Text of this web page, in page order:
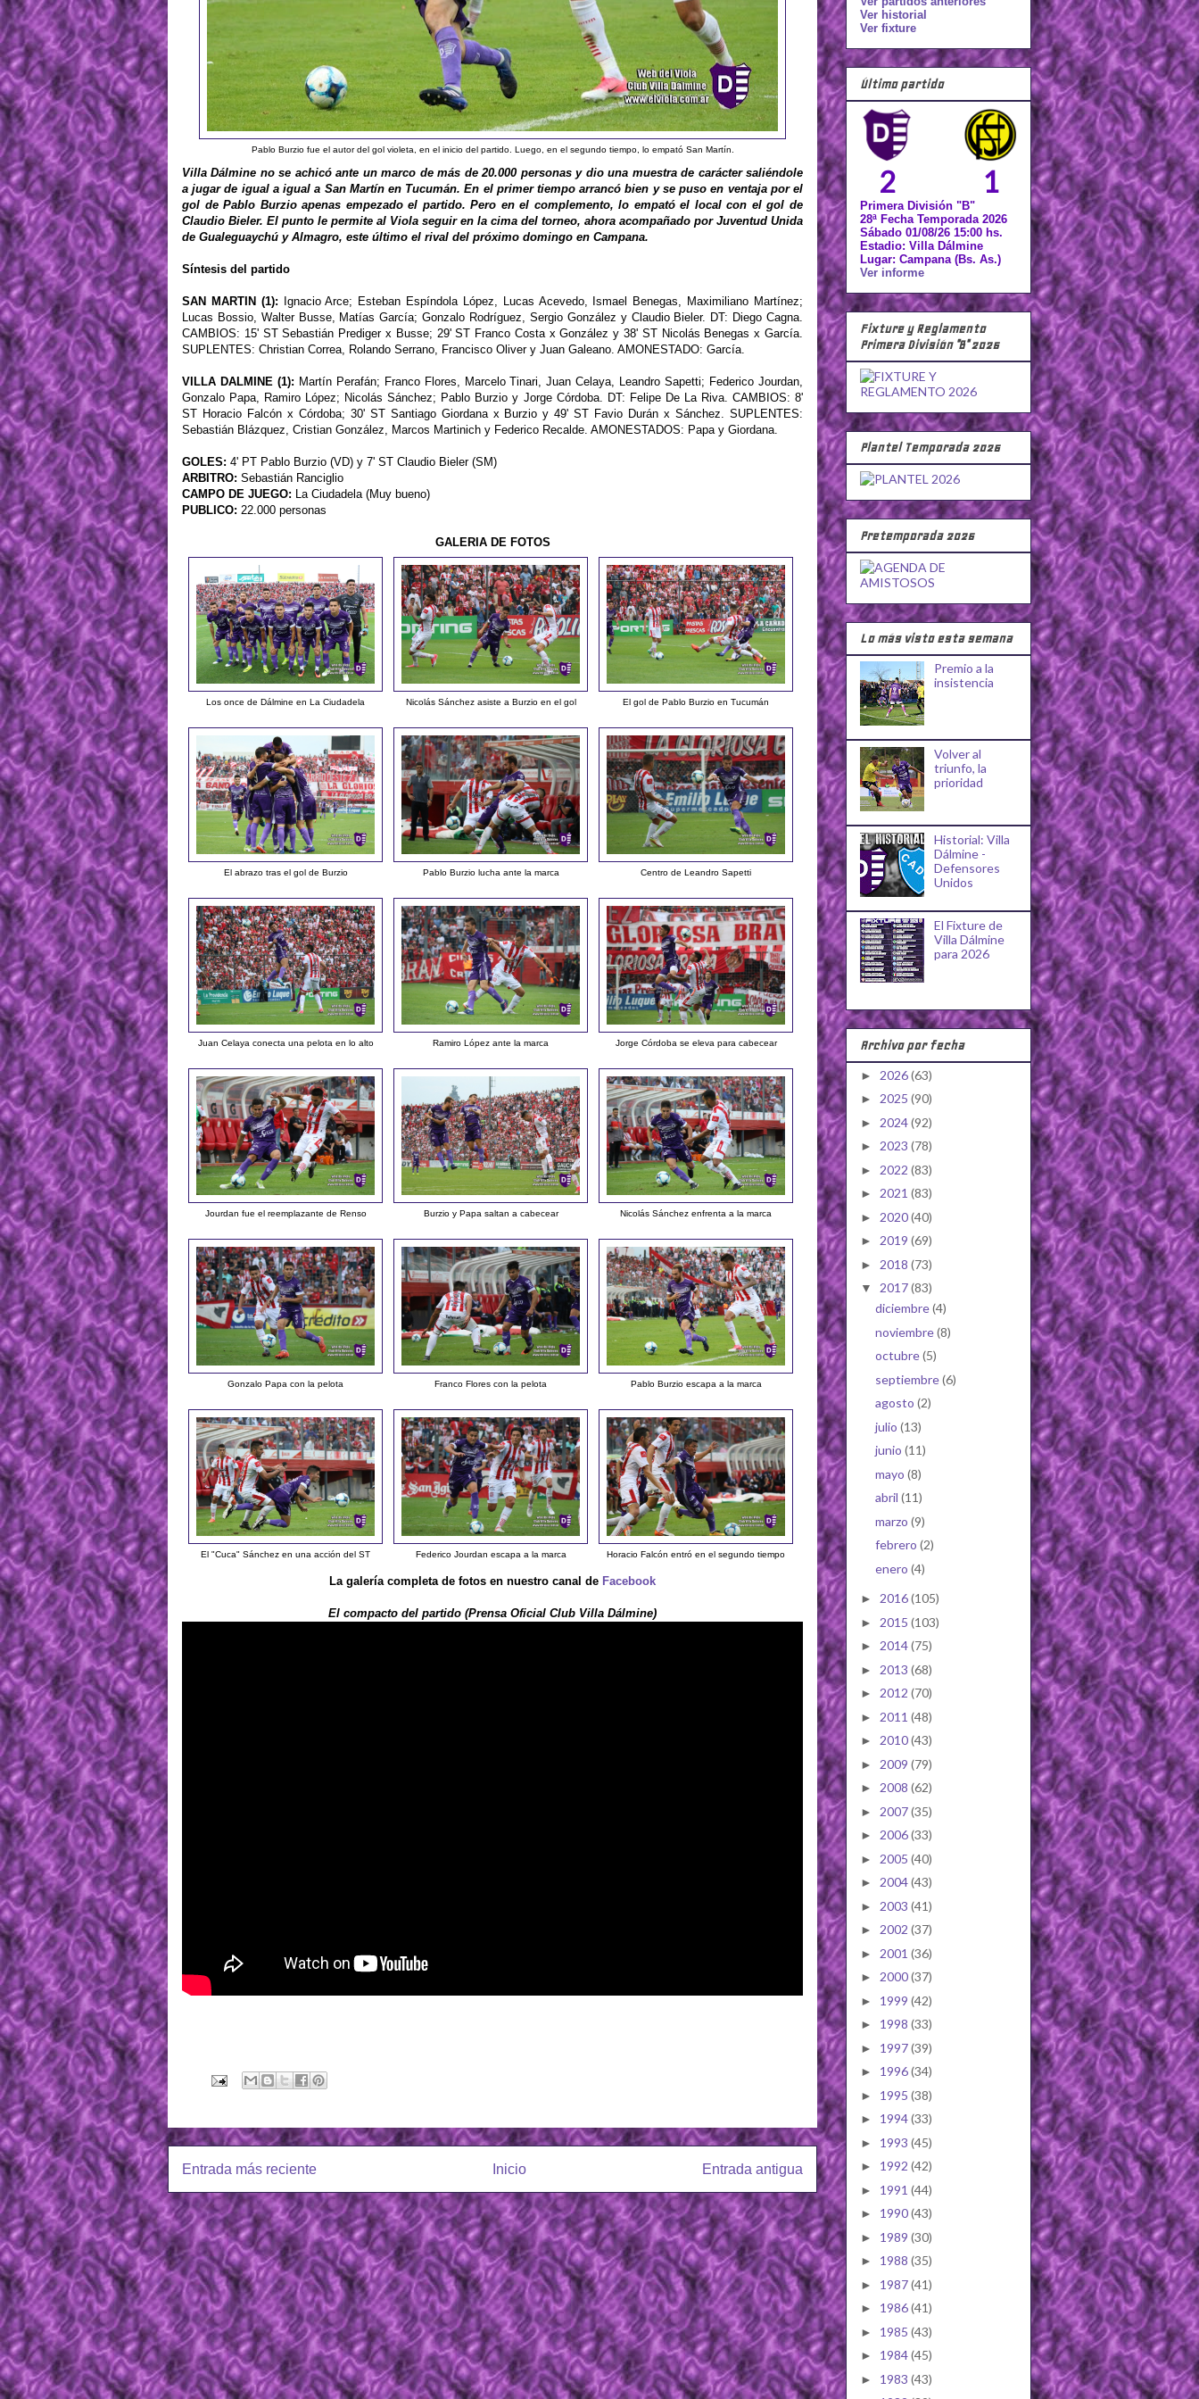
Pablo Burzio fue el autor del gol violeta, en el inicio del partido. Luego, en el segundo tiempo, lo empató San Martín.
Villa Dálmine no se achicó ante un marco de más de 20.000 personas y dio una muestra de carácter saliéndole
a jugar de igual a igual a San Martín en Tucumán. En el primer tiempo arrancó bien y se puso en ventaja por el
gol de Pablo Burzio apenas empezado el partido. Pero en el complemento, lo empató el local con el gol de
Claudio Bieler. El punto le permite al Viola seguir en la cima del torneo, ahora acompañado por Juventud Unida
de Gualeguaychú y Almagro, este último el rival del próximo domingo en Campana.
Síntesis del partido
SAN MARTIN (1): Ignacio Arce; Esteban Espíndola López, Lucas Acevedo, Ismael Benegas, Maximiliano Martínez;
Lucas Bossio, Walter Busse, Matías García; Gonzalo Rodríguez, Sergio González y Claudio Bieler. DT: Diego Cagna.
CAMBIOS: 15' ST Sebastián Prediger x Busse; 29' ST Franco Costa x González y 38' ST Nicolás Benegas x García.
SUPLENTES: Christian Correa, Rolando Serrano, Francisco Oliver y Juan Galeano. AMONESTADO: García.
VILLA DALMINE (1): Martín Perafán; Franco Flores, Marcelo Tinari, Juan Celaya, Leandro Sapetti; Federico Jourdan,
Gonzalo Papa, Ramiro López; Nicolás Sánchez; Pablo Burzio y Jorge Córdoba. DT: Felipe De La Riva. CAMBIOS: 8'
ST Horacio Falcón x Córdoba; 30' ST Santiago Giordana x Burzio y 49' ST Favio Durán x Sánchez. SUPLENTES:
Sebastián Blázquez, Cristian González, Marcos Martinich y Federico Recalde. AMONESTADOS: Papa y Giordana.
GOLES: 4' PT Pablo Burzio (VD) y 7' ST Claudio Bieler (SM)
ARBITRO: Sebastián Ranciglio
CAMPO DE JUEGO: La Ciudadela (Muy bueno)
PUBLICO: 22.000 personas
GALERIA DE FOTOS
Los once de Dálmine en La Ciudadela Nicolás Sánchez asiste a Burzio en el gol El gol de Pablo Burzio en Tucumán
El abrazo tras el gol de Burzio Pablo Burzio lucha ante la marca Centro de Leandro Sapetti
Juan Celaya conecta una pelota en lo alto Ramiro López ante la marca Jorge Córdoba se eleva para cabecear
Jourdan fue el reemplazante de Renso Burzio y Papa saltan a cabecear Nicolás Sánchez enfrenta a la marca
Gonzalo Papa con la pelota Franco Flores con la pelota Pablo Burzio escapa a la marca
El "Cuca" Sánchez en una acción del ST Federico Jourdan escapa a la marca Horacio Falcón entró en el segundo tiempo
La galería completa de fotos en nuestro canal de Facebook
El compacto del partido (Prensa Oficial Club Villa Dálmine)
Entrada más reciente Entrada antigua
Inicio
Ver historial
Ver fixture
Último partido
2 1
Primera División "B"
28ª Fecha Temporada 2026
Sábado 01/08/26 15:00 hs.
Estadio: Villa Dálmine
Lugar: Campana (Bs. As.)
Ver informe
Fixture y Reglamento
Primera División "B" 2026
Plantel Temporada 2026
Pretemporada 2026
Lo más visto esta semana
Premio a la
insistencia
Volver al
triunfo, la
prioridad
Historial: Villa
Dálmine -
Defensores
Unidos
El Fixture de
Villa Dálmine
para 2026
Archivo por fecha
► 2026(63)
► 2025 (90)
► 2024(92)
► 2023 (78)
► 2022 (83)
► 2021 (83)
► 2020(40)
► 2019 (69)
► 2018 (73)
▼ 2017(83)
diciembre(4)
noviembre(8)
octubre(5)
septiembre(6)
agosto (2)
julio (13)
junio (11)
mayo (8)
abril (11)
marzo (9)
febrero (2)
enero (4)
► 2016(105)
► 2015 (103)
► 2014(75)
► 2013 (68)
► 2012 (70)
► 2011 (48)
► 2010(43)
► 2009 (79)
► 2008 (62)
► 2007(35)
► 2006(33)
► 2005 (40)
► 2004(43)
► 2003 (41)
► 2002 (37)
► 2001 (36)
► 2000(37)
► 1999 (42)
► 1998 (33)
► 1997(39)
► 1996(34)
► 1995 (38)
► 1994(33)
► 1993 (45)
► 1992 (42)
► 1991 (44)
► 1990(43)
► 1989 (30)
► 1988 (35)
► 1987(41)
► 1986(41)
► 1985 (43)
► 1984(45)
► 1983 (43)